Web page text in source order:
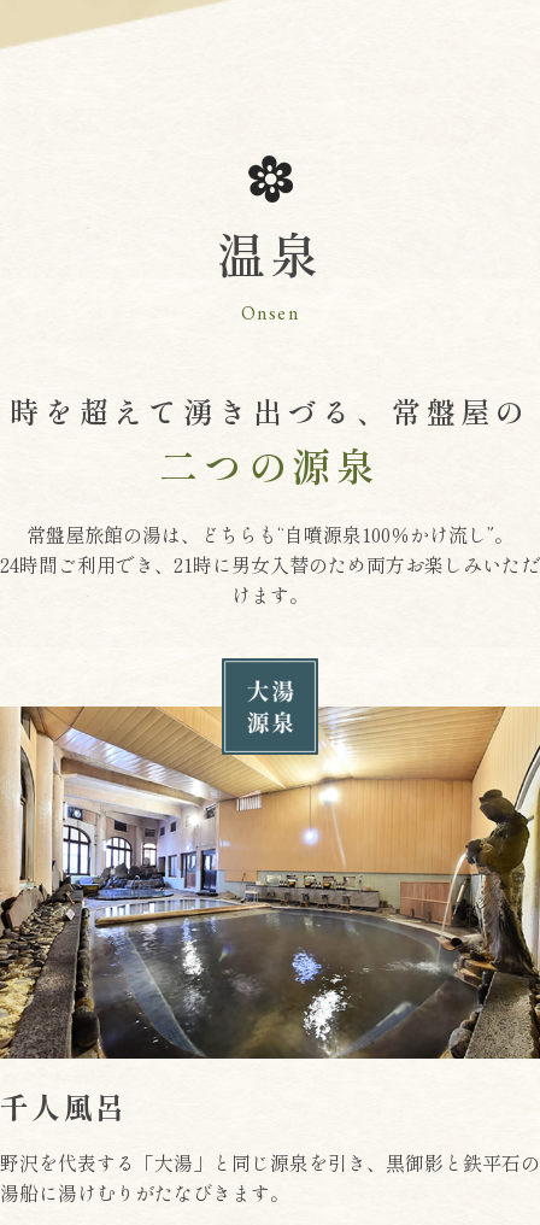
温泉
Onsen
時を超えて湧き出づる、常盤屋の
二つの源泉
常盤屋旅館の湯は、どちらも“自噴源泉100％かけ流し”。
24時間ご利用でき、21時に男女入替のため両方お楽しみいただ
けます。
千人風呂
野沢を代表する「大湯」と同じ源泉を引き、黒御影と鉄平石の
湯船に湯けむりがたなびきます。